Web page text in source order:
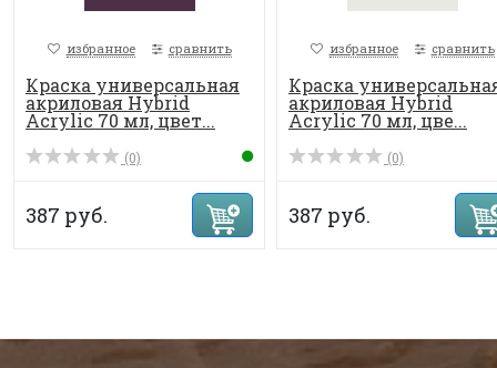
избранное сравнить
Краска универсальная
акриловая Hybrid
Acrylic 70 мл, цвет...
(0)
387 руб.
избранное сравнить
Краска
акриловая Hybrid
Acrylic 70 мл, цве...
(0)
387 руб.